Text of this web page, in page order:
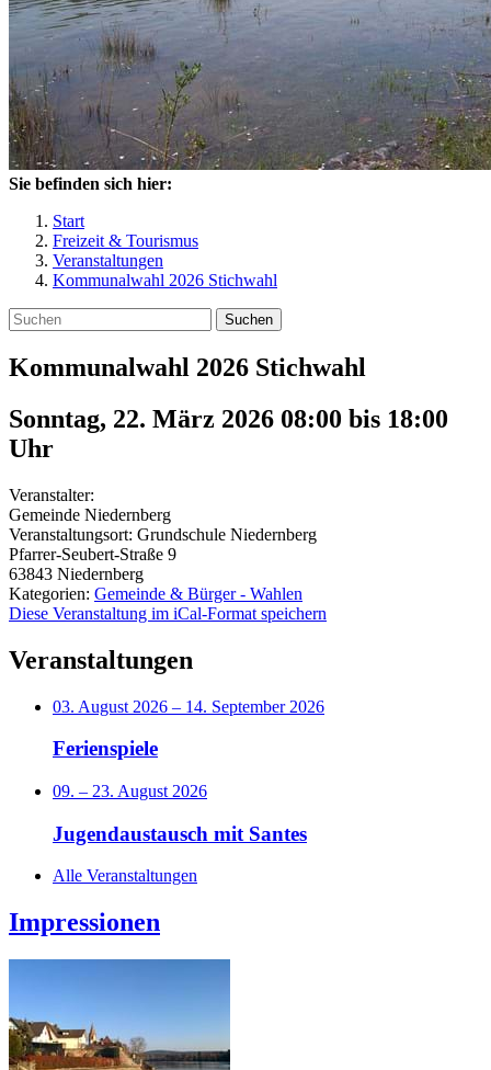
Sie befinden sich hier:
Start
Freizeit & Tourismus
Veranstaltungen
Kommunalwahl 2026 Stichwahl
Suchen
Kommunalwahl 2026 Stichwahl
Sonntag, 22. März 2026 08:00 bis 18:00
Uhr
Veranstalter:
Gemeinde Niedernberg
Veranstaltungsort: Grundschule Niedernberg
Pfarrer-Seubert-Straße 9
63843 Niedernberg
Kategorien: Gemeinde & Bürger - Wahlen
Diese Veranstaltung im iCal-Format speichern
Veranstaltungen
03. August 2026 – 14. September 2026
Ferienspiele
09. – 23. August 2026
Jugendaustausch mit Santes
Alle Veranstaltungen
Impressionen